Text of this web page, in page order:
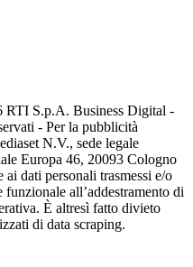
RTI S.p.A. Business Digital -
- Per la pubblicità
N.V., sede legale
Europa 46, 20093 Cologno
ai dati personali trasmessi e/o
all’addestramento di
È altresì fatto divieto
di data scraping.